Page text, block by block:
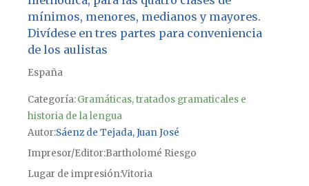
mínimos, menores, medianos y mayores.
Divídese en tres partes para conveniencia
de los aulistas
España
Categoría:Gramáticas, tratados gramaticales e
historia de la lengua
Autor Sáenz de Tejada, Juan José
Impresor/Editor Bartholomé Riesgo
Lugar de impresiónVitoria